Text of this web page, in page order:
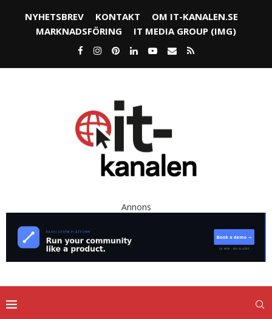
NYHETSBREV KONTAKT
OM IT-KANALEN.SE
MARKNADSFÖRING
IT MEDIA GROUP (IMG)
Annons